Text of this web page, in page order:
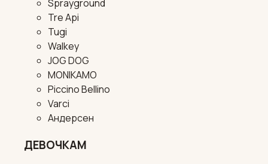
Sprayground
Tre Api
Tugi
Walkey
JOG DOG
MONIKAMO
Piccino Bellino
Varci
Андерсен
ДЕВОЧКАМ